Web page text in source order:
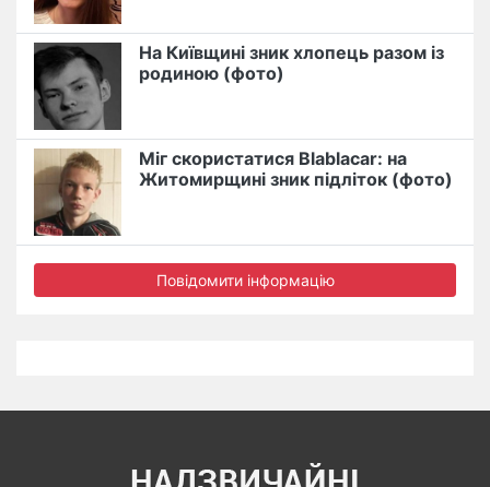
На Київщині зник хлопець разом із
родиною (фото)
Міг скористатися Blablacar: на
Житомирщині зник підліток (фото)
Повідомити інформацію